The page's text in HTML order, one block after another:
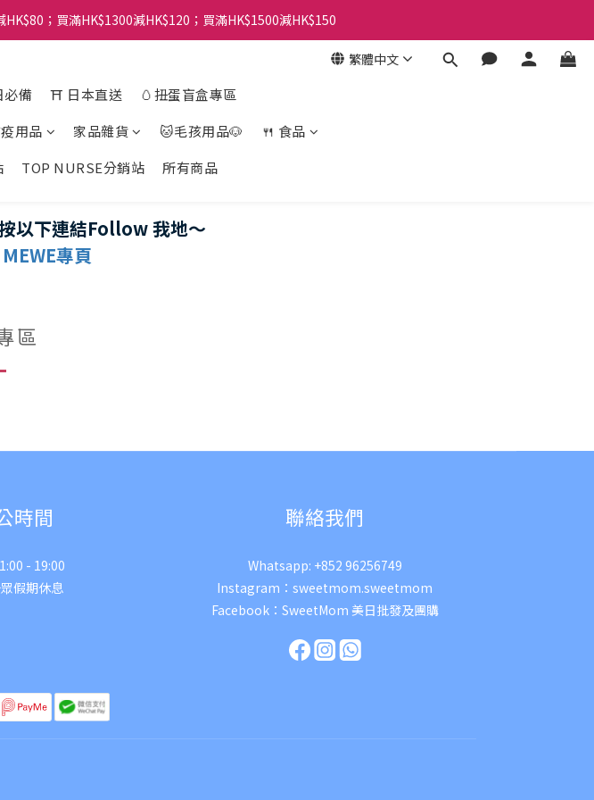
；買滿HK$1300減HK$120；買滿HK$1500減HK$150
繁體中文
備 ⛩️ 日本直送
🥚扭蛋盲盒專區
用品 家品雜貨 🐱毛孩用品🐶
🍴 食品
TOP NURSE分銷站 所有商品
以下連結Follow 我地～
MEWE專頁
區
時間
- 19:00
假期休息
聯絡我們
Whatsapp: +852 96256749
Instagram： sweetmom.sweetmom
Facebook： SweetMom 美日批發及團購